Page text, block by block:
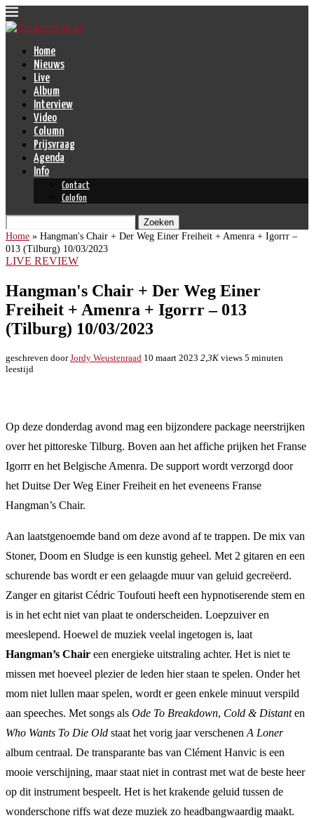
Home
Nieuws
Live
Album
Interview
Video
Column
Prijsvraag
Agenda
Info
Contact
Colofon
Zoeken
Home » Hangman's Chair + Der Weg Einer Freiheit + Amenra + Igorrr –
013 (Tilburg) 10/03/2023
LIVE REVIEW
Hangman's Chair + Der Weg Einer
Freiheit + Amenra + Igorrr – 013
(Tilburg) 10/03/2023
geschreven doorJordy Weustenraad 10 maart 2023 2,3K views 5 minuten
leestijd
Op deze donderdag avond mag een bijzondere package neerstrijken
over het pittoreske Tilburg. Boven aan het affiche prijken het Franse
Igorrr en het Belgische Amenra. De support wordt verzorgd door
het Duitse Der Weg Einer Freiheit en het eveneens Franse
Hangman’s Chair.
Aan laatstgenoemde band om deze avond af te trappen. De mix van
Stoner, Doom en Sludge is een kunstig geheel. Met 2 gitaren en een
schurende bas wordt er een gelaagde muur van geluid gecreëerd.
Zanger en gitarist Cédric Toufouti heeft een hypnotiserende stem en
is in het echt niet van plaat te onderscheiden. Loepzuiver en
meeslepend. Hoewel de muziek veelal ingetogen is, laat
Hangman’s Chair een energieke uitstraling achter. Het is niet te
missen met hoeveel plezier de leden hier staan te spelen. Onder het
mom niet lullen maar spelen, wordt er geen enkele minuut verspild
aan speeches. Met songs als Ode To Breakdown, Cold & Distanten
Who Wants To Die Old staat het vorig jaar verschenen A Loner
album centraal. De transparante bas van Clément Hanvic is een
mooie verschijning, maar staat niet in contrast met wat de beste heer
op dit instrument bespeelt. Het is het krakende geluid tussen de
wonderschone riffs wat deze muziek zo headbangwaardig maakt.